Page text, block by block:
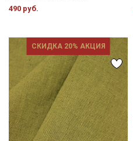
490 руб.
СКИДКА 20% АКЦИЯ